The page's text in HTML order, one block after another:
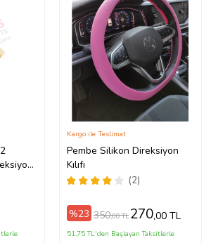
Pembe Silikon Direksiyon
Kılıfı
(2)
Kargo ile Teslimat
%23 350,00 TL 270,00 TL
51,75 TL'den Başlayan Taksitlerle